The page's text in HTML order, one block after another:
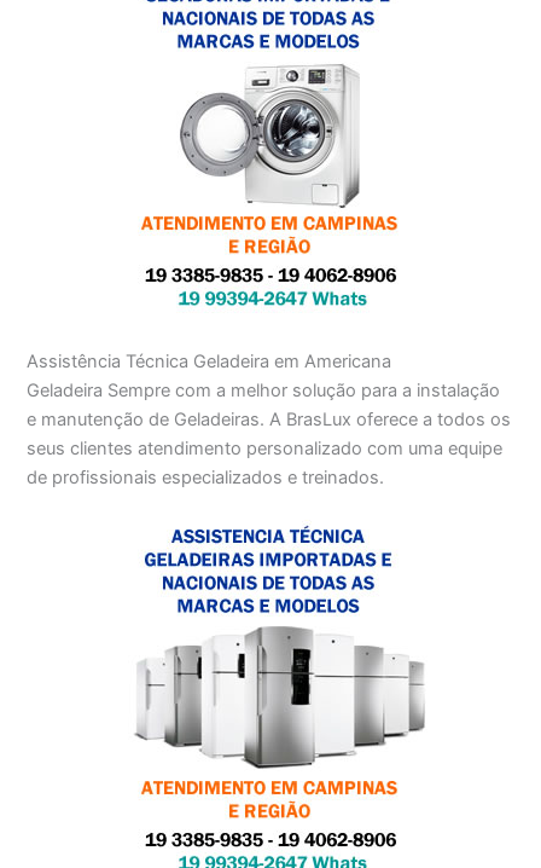
Assistência Técnica Geladeira em Americana
Geladeira Sempre com a melhor solução para a instalação
e manutenção de Geladeiras. A BrasLux oferece a todos os
seus clientes atendimento personalizado com uma equipe
de profissionais especializados e treinados.